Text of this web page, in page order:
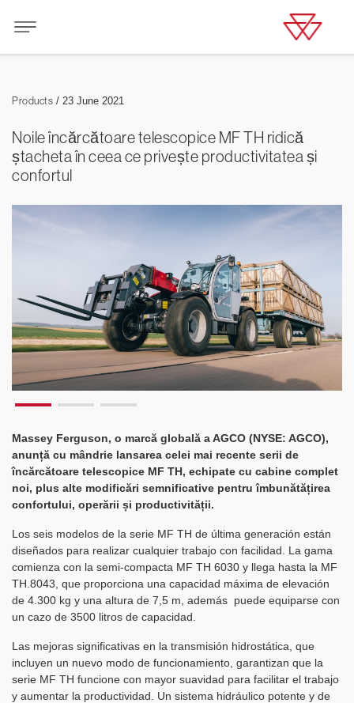
Products / 23 June 2021
Noile încărcătoare telescopice MF TH ridică
ștacheta în ceea ce privește productivitatea și
confortul
Massey Ferguson, o marcă globală a AGCO (NYSE: AGCO),
anunță cu mândrie lansarea celei mai recente serii de
încărcătoare telescopice MF TH, echipate cu cabine complet
noi, plus alte modificări semnificative pentru îmbunătățirea
confortului, operării și productivității.
Los seis modelos de la serie MF TH de última generación están
diseñados para realizar cualquier trabajo con facilidad. La gama
comienza con la semi-compacta MF TH 6030 y llega hasta la MF
TH.8043, que proporciona una capacidad máxima de elevación
de 4.300 kg y una altura de 7,5 m, además puede equiparse con
un cazo de 3500 litros de capacidad.
Las mejoras significativas en la transmisión hidrostática, que
incluyen un nuevo modo de funcionamiento, garantizan que la
serie MF TH funcione con mayor suavidad para facilitar el trabajo
y aumentar la productividad. Un sistema hidráulico potente y de